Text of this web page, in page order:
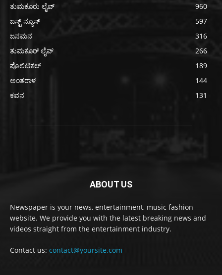
ತುಮಕೂರು ಲೈವ್
960
ಜಸ್ಟ್ ನ್ಯೂಸ್
597
ಜನಮನ
316
ತುಮಕೂರ್ ಲೈವ್
266
ಪೊಲಿಟಿಕಲ್
189
ಅಂತರಾಳ
144
ಕವನ
131
ABOUT US
Newspaper is your news, entertainment, music fashion
website. We provide you with the latest breaking news and
videos straight from the entertainment industry.
Contact us: contact@yoursite.com